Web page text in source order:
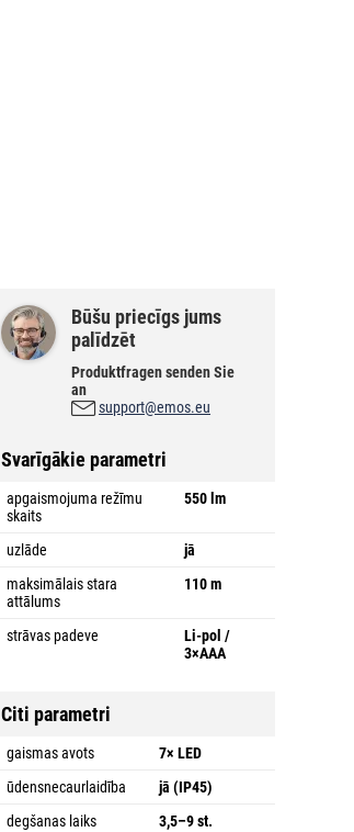
Būšu priecīgs jums
palīdzēt
Produktfragen senden Sie
an
support@emos.eu
Svarīgākie parametri
apgaismojuma režīmu
skaits
550 lm
uzlāde
jā
maksimālais stara
attālums
110 m
strāvas padeve
Li-pol /
3×AAA
Citi parametri
gaismas avots
7× LED
ūdensnecaurlaidība
jā (IP45)
degšanas laiks
3,5–9 st.